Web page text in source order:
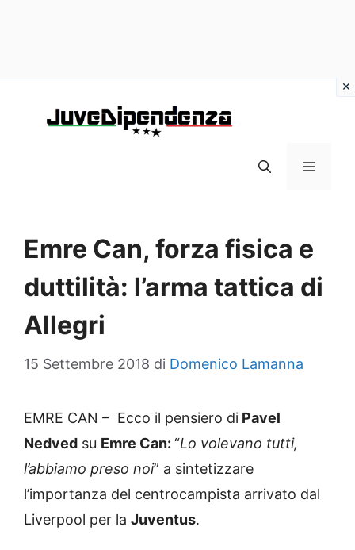
MENU
Emre Can, forza fisica e
duttilità: l’arma tattica di
Allegri
15 Settembre 2018 di Domenico Lamanna
EMRE CAN – Ecco il pensiero di Pavel
Nedved su Emre Can: “Lo volevano tutti,
l’abbiamo preso noi” a sintetizzare
l’importanza del centrocampista arrivato dal
Liverpool per la Juventus.